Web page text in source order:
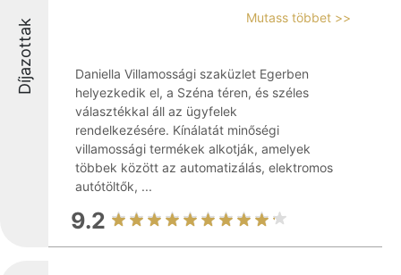
Díjazottak Mutass többet >>
Daniella Villamossági szaküzlet Egerben
helyezkedik el, a Széna téren, és széles
választékkal áll az ügyfelek
rendelkezésére. Kínálatát minőségi
villamossági termékek alkotják, amelyek
többek között az automatizálás, elektromos
autótöltők, ...
9.2